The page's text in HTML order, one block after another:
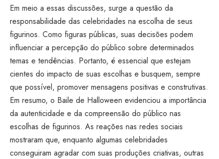
Em meio a essas discussões, surge a questão da
responsabilidade das celebridades na escolha de seus
figurinos. Como figuras públicas, suas decisões podem
influenciar a percepção do público sobre determinados
temas e tendências. Portanto, é essencial que estejam
cientes do impacto de suas escolhas e busquem, sempre
que possível, promover mensagens positivas e construtivas.
Em resumo, o Baile de Halloween evidenciou a importância
da autenticidade e da compreensão do público nas
escolhas de figurinos. As reações nas redes sociais
mostraram que, enquanto algumas celebridades
conseguiram agradar com suas produções criativas, outras